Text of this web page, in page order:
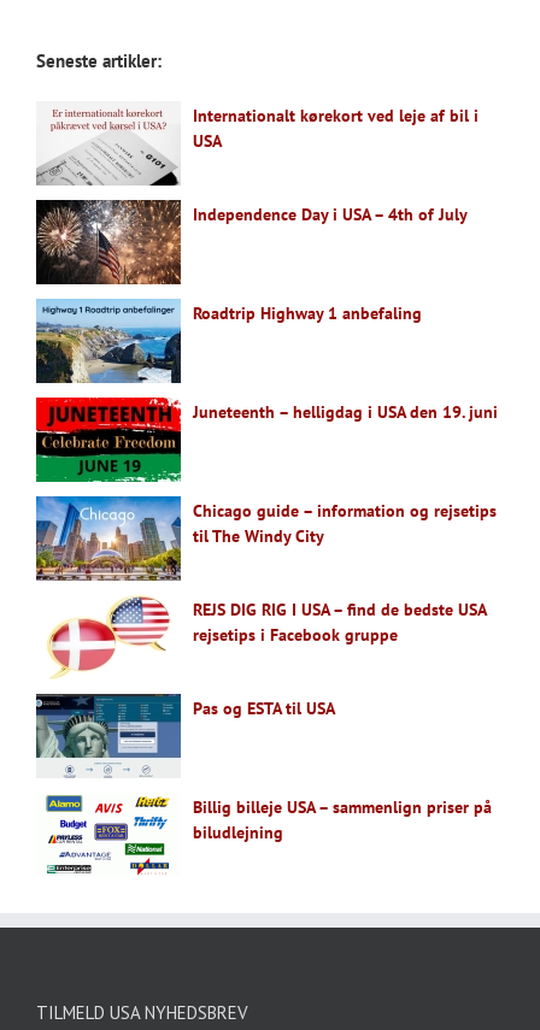
Seneste artikler:
Internationalt kørekort ved leje af bil i
USA
Independence Day i USA – 4th of July
Roadtrip Highway 1 anbefaling
Juneteenth – helligdag i USA den 19. juni
Chicago guide – information og rejsetips
til The Windy City
REJS DIG RIG I USA – find de bedste USA
rejsetips i Facebook gruppe
Pas og ESTA til USA
Billig billeje USA – sammenlign priser på
biludlejning
TILMELD USA NYHEDSBREV